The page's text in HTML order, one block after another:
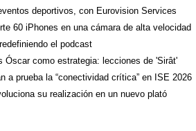
deportivos, con Eurovision Services
60 iPhones en una cámara de alta velocidad
el podcast
Óscar como estrategia: lecciones de 'Sirât'
a prueba la “conectividad crítica” en ISE 2026
su realización en un nuevo plató